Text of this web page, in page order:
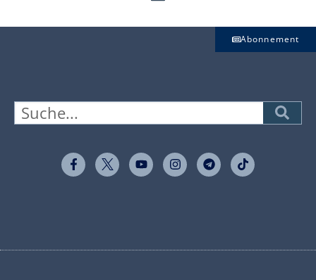
Abonnement